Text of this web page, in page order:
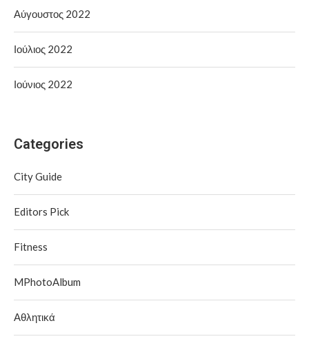
Αύγουστος 2022
Ιούλιος 2022
Ιούνιος 2022
Categories
City Guide
Editors Pick
Fitness
MPhotoAlbum
Αθλητικά